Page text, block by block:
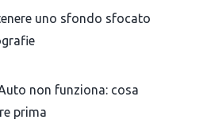
uno sfondo sfocato
non funziona: cosa
prima